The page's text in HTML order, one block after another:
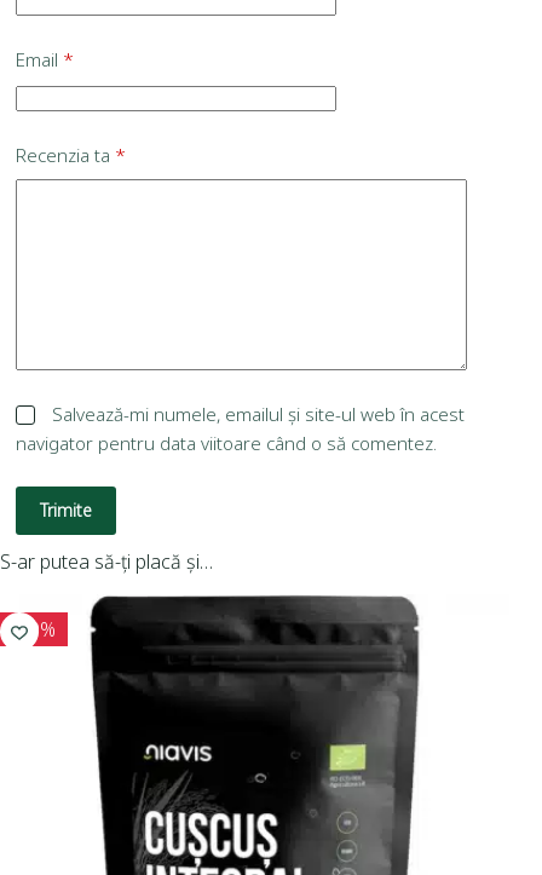
Email *
Recenzia ta *
Salvează-mi numele, emailul și site-ul web în acest
navigator pentru data viitoare când o să comentez.
Trimite
S-ar putea să-ți placă și…
-10%